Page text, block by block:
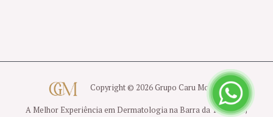
Copyright © 2026 Grupo Caru Moreno
A Melhor Experiência em Dermatologia na Barra da Tijuca - RJ